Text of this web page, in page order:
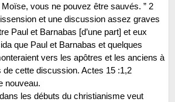
vous ne pouvez être sauvés. ” 2
et une discussion assez graves
Paul et Barnabas [d’une part] et eux
que Paul et Barnabas et quelques
vers les apôtres et les anciens à
cette discussion. Actes 15 :1,2
nouveau.
les débuts du christianisme veut